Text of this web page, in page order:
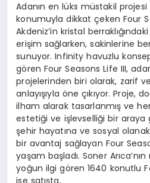
Adanın en lüks müstakil projesi
konumuyla dikkat çeken Four
Akdeniz’in kristal
erişim sağlarken, sakinlerine
sunuyor. Infinity havuzlu
gören Four Seasons Life III,
projelerinden biri olarak, zarif
anlayışıyla öne çıkıyor. Proje,
ilham alarak tasarlanmış ve
estetiği ve işlevselliği bir araya
şehir hayatına ve sosyal
bir avantaj sağlayan Four
yaşam başladı. Soner
yoğun ilgi gören 1640 konutlu